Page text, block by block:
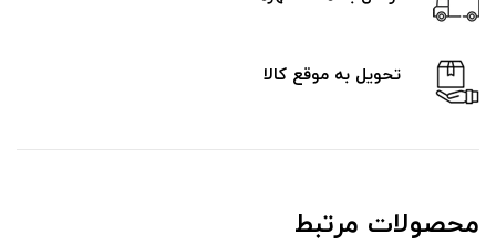
تحویل به موقع کالا
محصولات مرتبط